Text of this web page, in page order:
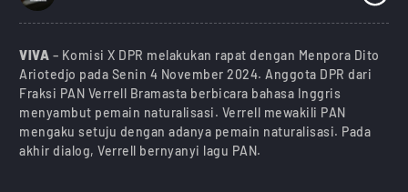
VIVA – Komisi X DPR melakukan rapat dengan Menpora Dito
Ariotedjo pada Senin 4 November 2024. Anggota DPR dari
Fraksi PAN Verrell Bramasta berbicara bahasa Inggris
menyambut pemain naturalisasi. Verrell mewakili PAN
mengaku setuju dengan adanya pemain naturalisasi. Pada
akhir dialog, Verrell bernyanyi lagu PAN.